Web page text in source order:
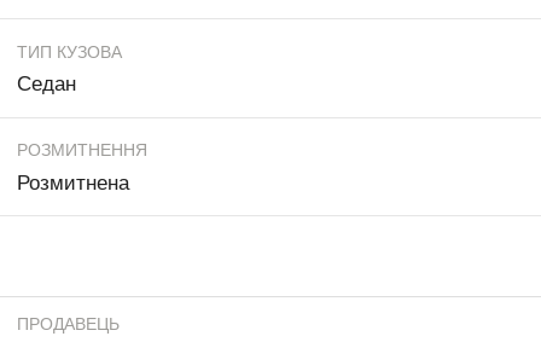
ТИП КУЗОВА
Седан
РОЗМИТНЕННЯ
Розмитнена
ПРОДАВЕЦЬ